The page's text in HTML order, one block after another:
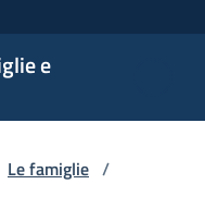
e
Le famiglie /